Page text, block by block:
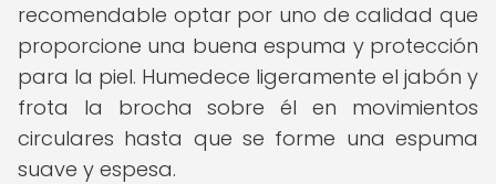
recomendable optar por uno de calidad que
proporcione una buena espuma y protección
para la piel. Humedece ligeramente el jabón y
frota la brocha sobre él en movimientos
circulares hasta que se forme una espuma
suave y espesa.